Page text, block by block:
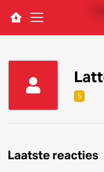
Navigation
5
Laatste reacties